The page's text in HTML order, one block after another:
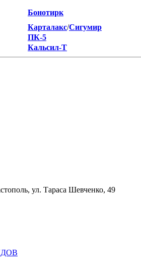
Бонотирк
Карталакс/Сигумир
ПК-5
Кальсил-Т
ул. Тараса Шевченко, 49